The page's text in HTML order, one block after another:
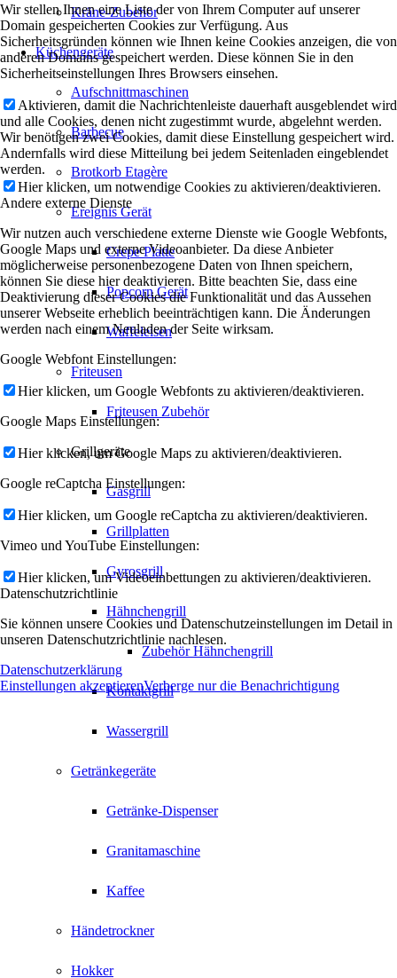
Kräne-Zubehör
Küchengeräte
Aufschnittmaschinen
Barbecue
Brotkorb Etagère
Ereignis Gerät
Crepe Platte
Popcorn Gerät
Waffeleisen
Friteusen
Friteusen Zubehör
Grillgeräte
Gasgrill
Grillplatten
Gyrosgrill
Hähnchengrill
Zubehör Hähnchengrill
Kontaktgrill
Wassergrill
Getränkegeräte
Getränke-Dispenser
Granitamaschine
Kaffee
Händetrockner
Hokker
Wir stellen Ihnen eine Liste der von Ihrem Computer auf unserer
Domain gespeicherten Cookies zur Verfügung. Aus
Sicherheitsgründen können wie Ihnen keine Cookies anzeigen, die von
anderen Domains gespeichert werden. Diese können Sie in den
Sicherheitseinstellungen Ihres Browsers einsehen.
Aktivieren, damit die Nachrichtenleiste dauerhaft ausgeblendet wird
und alle Cookies, denen nicht zugestimmt wurde, abgelehnt werden.
Wir benötigen zwei Cookies, damit diese Einstellung gespeichert wird.
Andernfalls wird diese Mitteilung bei jedem Seitenladen eingeblendet
werden.
Hier klicken, um notwendige Cookies zu aktivieren/deaktivieren.
Andere externe Dienste
Wir nutzen auch verschiedene externe Dienste wie Google Webfonts,
Google Maps und externe Videoanbieter. Da diese Anbieter
möglicherweise personenbezogene Daten von Ihnen speichern,
können Sie diese hier deaktivieren. Bitte beachten Sie, dass eine
Deaktivierung dieser Cookies die Funktionalität und das Aussehen
unserer Webseite erheblich beeinträchtigen kann. Die Änderungen
werden nach einem Neuladen der Seite wirksam.
Google Webfont Einstellungen:
Hier klicken, um Google Webfonts zu aktivieren/deaktivieren.
Google Maps Einstellungen:
Hier klicken, um Google Maps zu aktivieren/deaktivieren.
Google reCaptcha Einstellungen:
Hier klicken, um Google reCaptcha zu aktivieren/deaktivieren.
Vimeo und YouTube Einstellungen:
Hier klicken, um Videoeinbettungen zu aktivieren/deaktivieren.
Datenschutzrichtlinie
Sie können unsere Cookies und Datenschutzeinstellungen im Detail in
unseren Datenschutzrichtlinie nachlesen.
Datenschutzerklärung
Einstellungen akzeptierenVerberge nur die Benachrichtigung